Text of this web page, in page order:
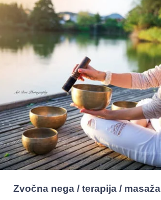
Zvočna nega / terapija / masaža